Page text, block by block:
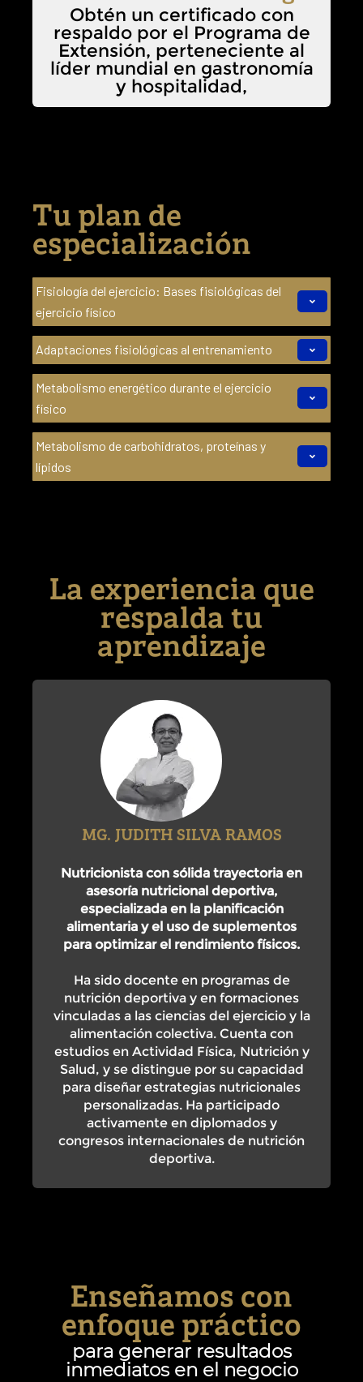
Obtén un certificado con
respaldo por el Programa de
Extensión, perteneciente al
líder mundial en gastronomía
y hospitalidad,
Tu plan de
especialización
Fisiología del ejercicio: Bases fisiológicas del
ejercicio físico
Adaptaciones fisiológicas al entrenamiento
Metabolismo energético durante el ejercicio
físico
Metabolismo de carbohidratos, proteínas y
lípidos
La experiencia que
respalda tu
aprendizaje
MG. JUDITH SILVA RAMOS
Nutricionista con sólida trayectoria en
asesoría nutricional deportiva,
especializada en la planificación
alimentaria y el uso de suplementos
para optimizar el rendimiento físicos.
Ha sido docente en programas de
nutrición deportiva y en formaciones
vinculadas a las ciencias del ejercicio y la
alimentación colectiva. Cuenta con
estudios en Actividad Física, Nutrición y
Salud, y se distingue por su capacidad
para diseñar estrategias nutricionales
personalizadas. Ha participado
activamente en diplomados y
congresos internacionales de nutrición
deportiva.
Enseñamos con
enfoque práctico
para generar resultados
inmediatos en el negocio